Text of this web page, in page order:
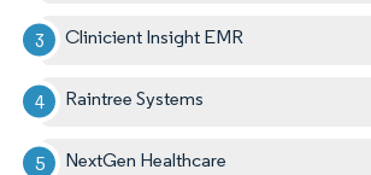
Clinicient Insight EMR
Raintree Systems
NextGen Healthcare